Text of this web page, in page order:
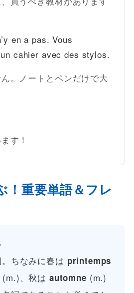
en a pas. Vous
cahier avec des stylos.
。ノートとペンだけで大
す！
！重要単語＆フレ
ちなみに春は printemps
(m.)、秋は automne (m.)